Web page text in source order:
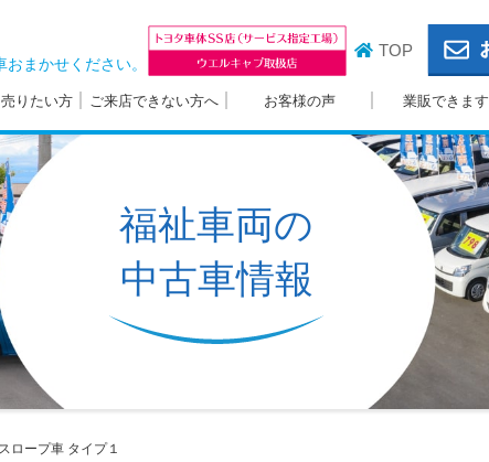
おまかせください。
TOP
りたい方 ご来店できない方へ お客様の声 業販できます
福祉車両の
中古車情報
ロープ車 タイプ１